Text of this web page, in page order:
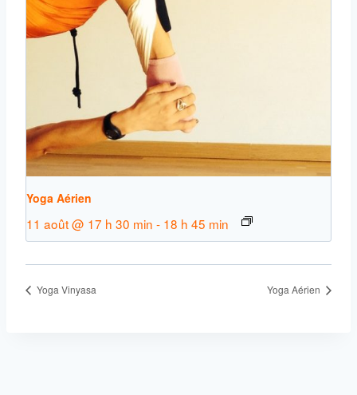
Yoga Aérien
11 août @ 17 h 30 min - 18 h 45 min
Yoga Vinyasa Yoga Aérien